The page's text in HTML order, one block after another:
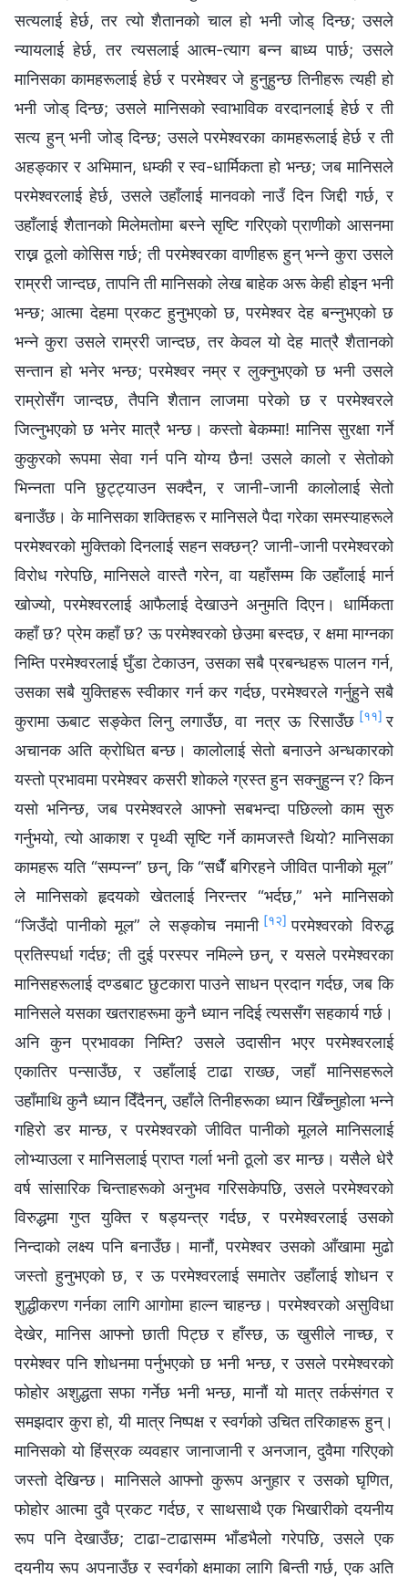
सत्यलाई हेर्छ, तर त्यो शैतानको चाल हो भनी जोड् दिन्छ; उसले
न्यायलाई हेर्छ, तर त्यसलाई आत्म-त्याग बन्न बाध्य पार्छ; उसले
मानिसका कामहरूलाई हेर्छ र परमेश्‍वर जे हुनुहुन्छ तिनीहरू त्यही हो
भनी जोड् दिन्छ; उसले मानिसको स्वाभाविक वरदानलाई हेर्छ र ती
सत्य हुन् भनी जोड् दिन्छ; उसले परमेश्‍वरका कामहरूलाई हेर्छ र ती
अहङ्कार र अभिमान, धम्की र स्व-धार्मिकता हो भन्छ; जब मानिसले
परमेश्‍वरलाई हेर्छ, उसले उहाँलाई मानवको नाउँ दिन जिद्दी गर्छ, र
उहाँलाई शैतानको मिलेमतोमा बस्‍ने सृष्टि गरिएको प्राणीको आसनमा
राख्न ठूलो कोसिस गर्छ; ती परमेश्‍वरका वाणीहरू हुन् भन्‍ने कुरा उसले
राम्ररी जान्दछ, तापनि ती मानिसको लेख बाहेक अरू केही होइन भनी
भन्छ; आत्मा देहमा प्रकट हुनुभएको छ, परमेश्‍वर देह बन्नुभएको छ
भन्‍ने कुरा उसले राम्ररी जान्दछ, तर केवल यो देह मात्रै शैतानको
सन्तान हो भनेर भन्छ; परमेश्‍वर नम्र र लुक्नुभएको छ भनी उसले
राम्रोसँग जान्दछ, तैपनि शैतान लाजमा परेको छ र परमेश्‍वरले
जित्नुभएको छ भनेर मात्रै भन्छ। कस्तो बेकम्मा! मानिस सुरक्षा गर्ने
कुकुरको रूपमा सेवा गर्न पनि योग्य छैन! उसले कालो र सेतोको
भिन्नता पनि छुट्ट्याउन सक्दैन, र जानी-जानी कालोलाई सेतो
बनाउँछ। के मानिसका शक्तिहरू र मानिसले पैदा गरेका समस्याहरूले
परमेश्‍वरको मुक्तिको दिनलाई सहन सक्छन्? जानी-जानी परमेश्‍वरको
विरोध गरेपछि, मानिसले वास्तै गरेन, वा यहाँसम्‍म कि उहाँलाई मार्न
खोज्यो, परमेश्‍वरलाई आफैलाई देखाउने अनुमति दिएन। धार्मिकता
कहाँ छ? प्रेम कहाँ छ? ऊ परमेश्‍वरको छेउमा बस्दछ, र क्षमा माग्नका
निम्ति परमेश्‍वरलाई घुँडा टेकाउन, उसका सबै प्रबन्धहरू पालन गर्न,
उसका सबै युक्तिहरू स्वीकार गर्न कर गर्दछ, परमेश्‍वरले गर्नुहुने सबै
कुरामा ऊबाट सङ्केत लिनु लगाउँछ, वा नत्र ऊ रिसाउँछ [११]र
अचानक अति क्रोधित बन्छ। कालोलाई सेतो बनाउने अन्धकारको
यस्तो प्रभावमा परमेश्‍वर कसरी शोकले ग्रस्त हुन सक्नुहुन्न र? किन
यसो भनिन्छ, जब परमेश्‍वरले आफ्नो सबभन्दा पछिल्लो काम सुरु
गर्नुभयो, त्यो आकाश र पृथ्वी सृष्टि गर्ने कामजस्तै थियो? मानिसका
कामहरू यति “सम्‍पन्‍न” छन्, कि “सधैँ बगिरहने जीवित पानीको मूल”
ले मानिसको हृदयको खेतलाई निरन्तर “भर्दछ,” भने मानिसको
“जिउँदो पानीको मूल” ले सङ्कोच नमानी [१२]परमेश्‍वरको विरुद्ध
प्रतिस्पर्धा गर्दछ; ती दुई परस्पर नमिल्ने छन्, र यसले परमेश्‍वरका
मानिसहरूलाई दण्डबाट छुटकारा पाउने साधन प्रदान गर्दछ, जब कि
मानिसले यसका खतराहरूमा कुनै ध्यान नदिई त्यससँग सहकार्य गर्छ।
अनि कुन प्रभावका निम्ति? उसले उदासीन भएर परमेश्‍वरलाई
एकातिर पन्साउँछ, र उहाँलाई टाढा राख्छ, जहाँ मानिसहरूले
उहाँमाथि कुनै ध्यान दिँदैनन्, उहाँले तिनीहरूका ध्यान खिँच्नुहोला भन्‍ने
गहिरो डर मान्छ, र परमेश्‍वरको जीवित पानीको मूलले मानिसलाई
लोभ्याउला र मानिसलाई प्राप्त गर्ला भनी ठूलो डर मान्छ। यसैले धेरै
वर्ष सांसारिक चिन्ताहरूको अनुभव गरिसकेपछि, उसले परमेश्‍वरको
विरुद्धमा गुप्त युक्ति र षड्यन्त्र गर्दछ, र परमेश्‍वरलाई उसको
निन्दाको लक्ष्य पनि बनाउँछ। मानौं, परमेश्‍वर उसको आँखामा मुढो
जस्तो हुनुभएको छ, र ऊ परमेश्‍वरलाई समातेर उहाँलाई शोधन र
शुद्धीकरण गर्नका लागि आगोमा हाल्‍न चाहन्छ। परमेश्‍वरको असुविधा
देखेर, मानिस आफ्नो छाती पिट्छ र हाँस्छ, ऊ खुसीले नाच्छ, र
परमेश्‍वर पनि शोधनमा पर्नुभएको छ भनी भन्छ, र उसले परमेश्‍वरको
फोहोर अशुद्धता सफा गर्नेछ भनी भन्छ, मानौं यो मात्र तर्कसंगत र
समझदार कुरा हो, यी मात्र निष्पक्ष र स्वर्गको उचित तरिकाहरू हुन्।
मानिसको यो हिंस्रक व्यवहार जानाजानी र अनजान, दुवैमा गरिएको
जस्तो देखिन्छ। मानिसले आफ्नो कुरूप अनुहार र उसको घृणित,
फोहोर आत्मा दुवै प्रकट गर्दछ, र साथसाथै एक भिखारीको दयनीय
रूप पनि देखाउँछ; टाढा-टाढासम्म भाँडभैलो गरेपछि, उसले एक
दयनीय रूप अपनाउँछ र स्वर्गको क्षमाका लागि बिन्ती गर्छ, एक अति